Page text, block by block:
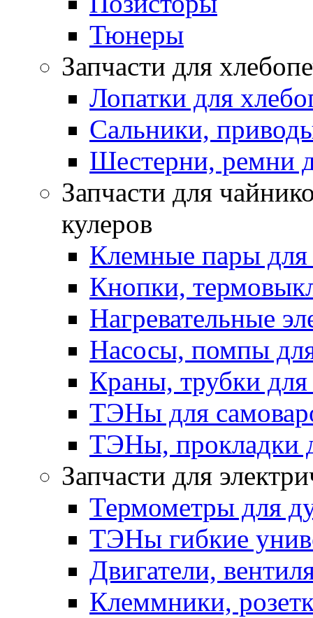
Тюнеры
Запчасти для
Лопатки для
Сальники,
Шестерни, ремни
Запчасти для
кулеров
Клемные пары для
Кнопки,
Нагревательные
Насосы, помпы
Краны, трубки для
ТЭНы для
ТЭНы, прокладки
Запчасти для
Термометры для
ТЭНы гибкие
Двигатели,
Клеммники,